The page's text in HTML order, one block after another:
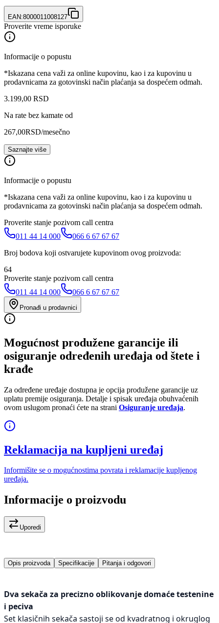
EAN:8000011008127
Proverite vreme isporuke
Informacije o popustu
*Iskazana cena važi za online kupovinu, kao i za kupovinu u
prodavnicama za gotovinski način plaćanja sa dospećem odmah.
3.199,00 RSD
Na rate bez kamate od
267,00RSD/mesečno
Saznajte više
Informacije o popustu
*Iskazana cena važi za online kupovinu, kao i za kupovinu u
prodavnicama za gotovinski način plaćanja sa dospećem odmah.
Proverite stanje pozivom call centra
011 44 14 000
066 6 67 67 67
Broj bodova koji ostvarujete kupovinom ovog proizvoda:
64
Proverite stanje pozivom call centra
011 44 14 000
066 6 67 67 67
Pronađi u prodavnici
Mogućnost produžene garancije ili
osiguranje određenih uređaja od štete i
krađe
Za određene uređaje dostupna je opcija produžene garancije uz
uplatu premije osiguranja. Detalje i spisak uređaja obuhvaćenih
ovom uslugom pronaći ćete na strani Osiguranje uređaja.
Reklamacija na kupljeni uređaj
Informišite se o mogućnostima povrata i reklamacije kupljenog
uređaja.
Informacije o proizvodu
Uporedi
Opis proizvoda Specifikacije Pitanja i odgovori
Dva sekača za precizno oblikovanje domaće testenine
i peciva
Set klasičnih sekača sastoji se od kvadratnog i okruglog